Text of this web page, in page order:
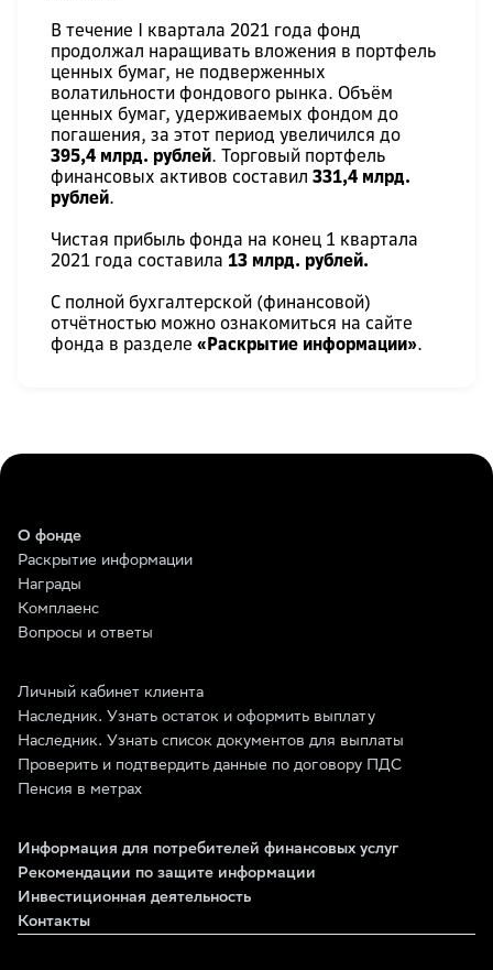
В течение I квартала 2021 года фонд
продолжал наращивать вложения в портфель
ценных бумаг, не подверженных
волатильности фондового рынка. Объём
ценных бумаг, удерживаемых фондом до
погашения, за этот период увеличился до
395,4 млрд. рублей. Торговый портфель
финансовых активов составил 331,4 млрд.
рублей.
Чистая прибыль фонда на конец 1 квартала
2021 года составила 13 млрд. рублей.
С полной бухгалтерской (финансовой)
отчётностью можно ознакомиться на сайте
фонда в разделе «Раскрытие информации».
О фонде
Раскрытие информации
Награды
Комплаенс
Вопросы и ответы
Личный кабинет клиента
Наследник. Узнать остаток и оформить выплату
Наследник. Узнать список документов для выплаты
Проверить и подтвердить данные по договору ПДС
Пенсия в метрах
Информация для потребителей финансовых услуг
Рекомендации по защите информации
Инвестиционная деятельность
Контакты